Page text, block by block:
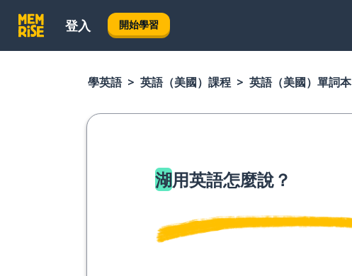
登入 開始學習
學英語 英語（美國）課程 英語（美國）單詞本
湖用英語怎麼說？